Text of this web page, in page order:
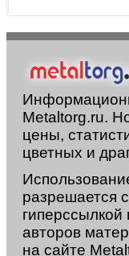
Metaltorg.ru.
цены,
цветных и
разрешается
авторов
на сайте